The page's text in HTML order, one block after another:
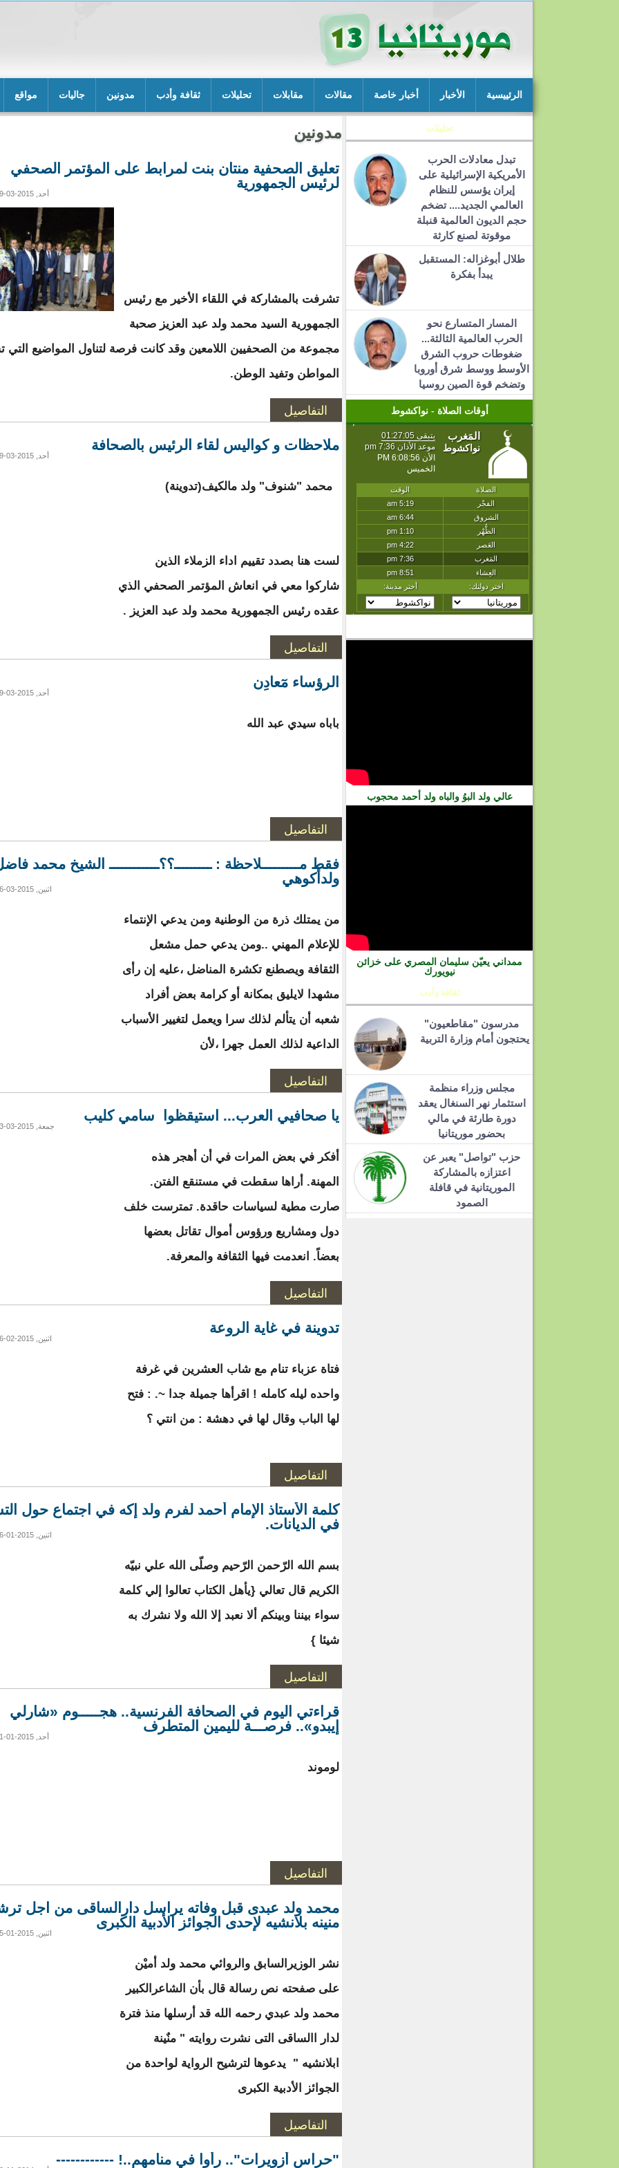
الرئييسية الأخبار أخبار خاصة مقالات مقابلات تحليلات ثقافة وأدب مدونين جاليات مواقع
تحليلات
تبدل معادلات الحرب
الأمريكية الإسرائيلية على
إيران يؤسس للنظام
العالمي الجديد.... تضخم
حجم الديون العالمية قنبلة
موقوتة لصنع كارثة
طلال أبوغزاله: المستقبل
يبدأ بفكرة
المسار المتسارع نحو
الحرب العالمية الثالثة...
ضغوطات حروب الشرق
الأوسط ووسط شرق أوروبا
وتضخم قوة الصين روسيا
أوقات الصلاة - نواكشوط
عالي ولد البوُ والباه ولد أحمد محجوب
ممداني يعيّن سليمان المصري على خزائن
نيويورك
ثقافة وأدب
مدرسون "مقاطعيون"
يحتجون أمام وزارة التربية
مجلس وزراء منظمة
استثمار نهر السنغال يعقد
دورة طارئة في مالي
بحضور موريتانيا
حزب "تواصل" يعبر عن
اعتزازه بالمشاركة
الموريتانية في قافلة
الصمود
مدونين
تعليق الصحفية منتان بنت لمرابط على المؤتمر الصحفي
لرئيس الجمهورية
أحد, 2015-03-29 14:39
تشرفت بالمشاركة في اللقاء الأخير مع رئيس
الجمهورية السيد محمد ولد عبد العزيز صحبة
مجموعة من الصحفيين اللامعين وقد كانت فرصة لتناول المواضيع التي
المواطن وتفيد الوطن.
التفاصيل
ملاحظات و كواليس لقاء الرئيس بالصحافة
أحد, 2015-03-29 14:30
محمد "شنوف" ولد مالكيف(تدوينة)
لست هنا بصدد تقييم اداء الزملاء الذين
شاركوا معي في انعاش المؤتمر الصحفي الذي
عقده رئيس الجمهورية محمد ولد عبد العزيز .
التفاصيل
الرؤساء مٓعادِن
أحد, 2015-03-29 14:29
باباه سيدي عبد الله
التفاصيل
فقط مـــــــــلاحظة : ـــــــــ؟؟ــــــــــــ الشيخ محمد
ولدأكوهي
اثنين, 2015-03-16 19:02
من يمتلك ذرة من الوطنية ومن يدعي الإنتماء
للإعلام المهني ..ومن يدعي حمل مشعل
الثقافة ويصطنع تكشرة المناضل ،عليه إن رأى
مشهدا لايليق بمكانة أو كرامة بعض أفراد
شعبه أن يتألم لذلك سرا ويعمل لتغيير الأسباب
الداعية لذلك العمل جهرا ،لأن
التفاصيل
يا صحافيي العرب... استيقظوا سامي كليب
جمعة, 2015-03-13 18:44
أفكر في بعض المرات في أن أهجر هذه
المهنة. أراها سقطت في مستنقع الفتن.
صارت مطية لسياسات حاقدة. تمترست خلف
دول ومشاريع ورؤوس أموال تقاتل بعضها
بعضاً. انعدمت فيها الثقافة والمعرفة.
التفاصيل
تدوينة في غاية الروعة
اثنين, 2015-02-16 22:20
فتاة عزباء تنام مع شاب العشرين في غرفة
واحده ليله كامله ! اقرأها جميلة جدا ~. : فتح
لها الباب وقال لها في دهشة : من انتي ؟
التفاصيل
كلمة الأستاذ الإمام أحمد لفرم ولد إكه في اجتماع حول
في الديانات.
اثنين, 2015-01-26 07:54
بسم الله الرّحمن الرّحيم وصلّى الله علي نبيّه
الكريم قال تعالي {يأهل الكتاب تعالوا إلي كلمة
سواء بيننا وبينكم ألا نعبد إلا الله ولا نشرك به
شيئا }
التفاصيل
قراءتي اليوم في الصحافة الفرنسية.. هجـــــوم «شارلي
إيبدو».. فرصـــة لليمين المتطرف
أحد, 2015-01-11 08:04
لوموند
التفاصيل
محمد ولد عبدى قبل وفاته يراسل دارالساقى من اجل
منينه بلانشيه لإحدى الجوائز الأدبية الكبرى
اثنين, 2015-01-05 02:30
نشر الوزيرالسابق والروائي محمد ولد أميْن
على صفحته نص رسالة قال بأن الشاعرالكبير
محمد ولد عبدي رحمه الله قد أرسلها منذ فترة
لدار االساقى التى نشرت روايته " منٌينة
ابلانشيه " يدعوها لترشيح الرواية لواحدة من
الجوائز الأدبية الكبرى
التفاصيل
"حراس أزويرات".. رأوا في منامهم..! ------------